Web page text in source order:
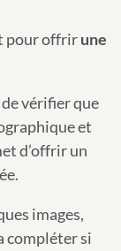
pour offrirune
de vérifier que
et
d’offrir un
images,
compléter si